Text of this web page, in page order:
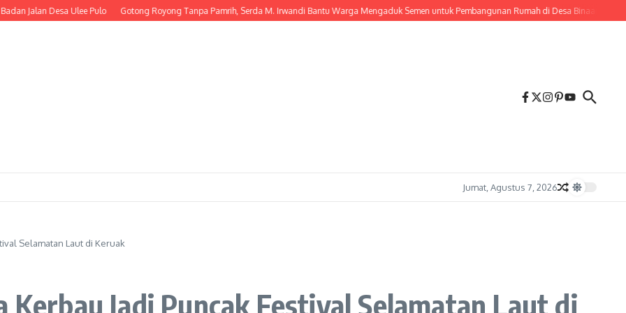
Desa Ulee Pulo Gotong Royong Tanpa Pamrih, Serda M. Irwandi Bantu Warga Mengaduk Semen untuk Pembangunan Rumah di Desa Binaan Bangun
Jumat, Agustus 7, 2026
Selamatan Laut di Keruak
Kerbau Jadi Puncak Festival Selamatan Laut di